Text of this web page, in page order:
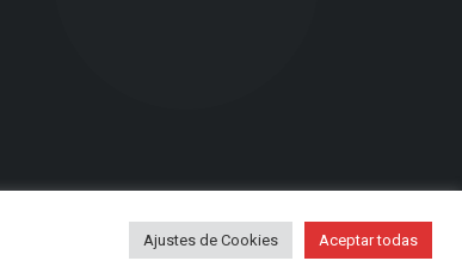
Nuestros Créditos Nosotros Contacto
Ajustes de Cookies Aceptar todas